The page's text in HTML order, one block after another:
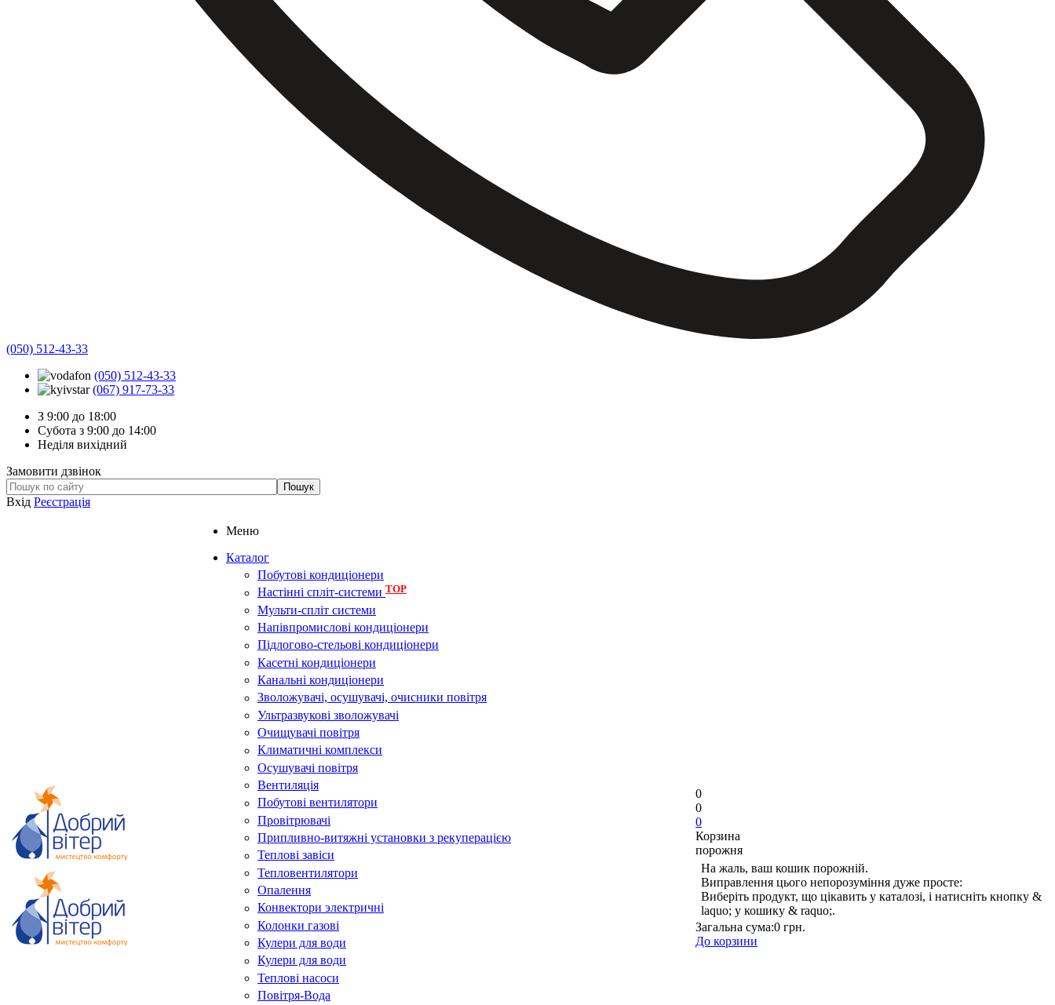
(050) 512-43-33
(050) 512-43-33
(067) 917-73-33
З 9:00 до 18:00
Субота з 9:00 до 14:00
Неділя вихідний
Замовити дзвінок
Вхід Реєстрація
Меню
Каталог
Побутові кондиціонери
Настінні спліт-системи TOP
Мульти-спліт системи
Напівпромислові кондиціонери
Підлогово-стельові кондиціонери
Касетні кондиціонери
Канальні кондиціонери
Зволожувачі, осушувачі, очисники повітря
Ультразвукові зволожувачі
Очищувачі повітря
Климатичні комплекси
Осушувачі повітря
Вентиляція
Побутові вентилятори
Провітрювачі
Припливно-витяжні установки з рекуперацією
Теплові завіси
Тепловентилятори
Опалення
Конвектори электричні
Колонки газові
Кулери для води
Кулери для води
Теплові насоси
Повітря-Вода
0
0
0
Корзина
порожня
На жаль, ваш кошик порожній.
Виправлення цього непорозуміння дуже просте:
Виберіть продукт, що цікавить у каталозі, і натисніть кнопку &
laquo; у кошику & raquo;.
Загальна сума:0 грн.
До корзини